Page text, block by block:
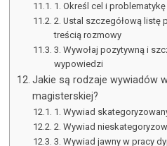
1. Określ cel i
2. Ustal szczegółową listę
treścią rozmowy
3. Wywołaj pozytywną i
wypowiedzi
Jakie są rodzaje wywiadów
magisterskiej?
1. Wywiad
2. Wywiad
3. Wywiad jawny w pracy